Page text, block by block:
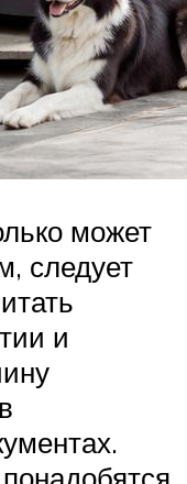
может
следует
и